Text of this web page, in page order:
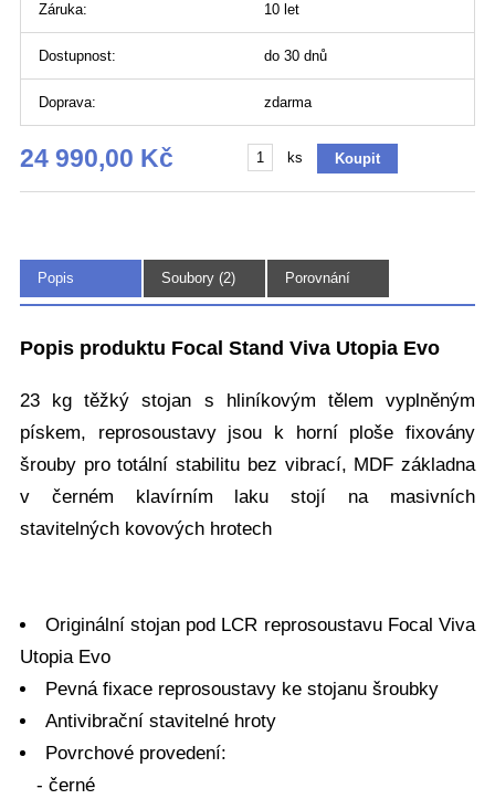
Záruka: 10 let
Dostupnost: do 30 dnů
Doprava: zdarma
24 990,00 Kč ks
Popis Soubory (2) Porovnání
Popis produktu Focal Stand Viva Utopia Evo
23 kg těžký stojan s hliníkovým tělem vyplněným
pískem, reprosoustavy jsou k horní ploše fixovány
šrouby pro totální stabilitu bez vibrací, MDF základna
v černém klavírním laku stojí na masivních
stavitelných kovových hrotech
Originální stojan pod LCR reprosoustavu Focal Viva
Utopia Evo
Pevná fixace reprosoustavy ke stojanu šroubky
Antivibrační stavitelné hroty
Povrchové provedení:
- černé